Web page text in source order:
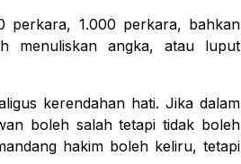
perkara, 1.000 perkara, bahkan
menuliskan angka, atau luput
kerendahan hati. Jika dalam
boleh salah tetapi tidak boleh
hakim boleh keliru, tetapi